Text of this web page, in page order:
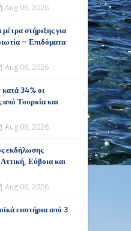
Aug 06, 2026
στήριξης για
– Επιδόματα
Aug 06, 2026
34% οι
από Τουρκία και
Aug 06, 2026
εκδήλωσης
Εύβοια και
Aug 06, 2026
εισιτήρια από 3